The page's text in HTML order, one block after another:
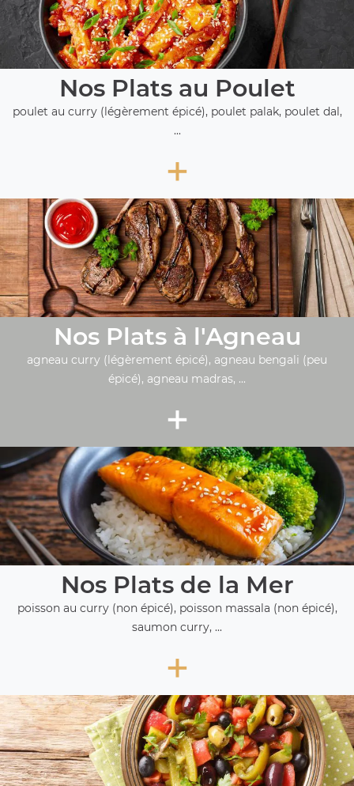
Nos Plats au Poulet
poulet au curry (légèrement épicé), poulet palak, poulet dal,
...
+
Nos Plats à l'Agneau
agneau curry (légèrement épicé), agneau bengali (peu
épicé), agneau madras, ...
+
Nos Plats de la Mer
poisson au curry (non épicé), poisson massala (non épicé),
saumon curry, ...
+